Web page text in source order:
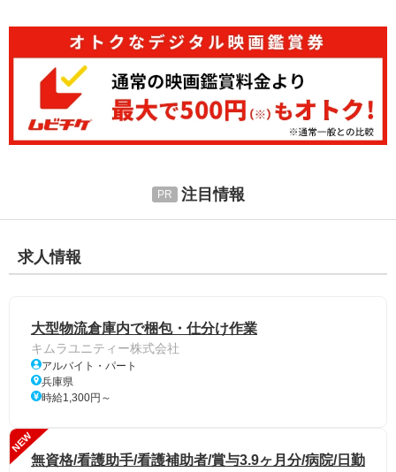
注目情報
求人情報
大型物流倉庫内で梱包・仕分け作業
キムラユニティー株式会社
アルバイト・パート
兵庫県
時給1,300円～
NEW
無資格/看護助手/看護補助者/賞与3.9ヶ月分/病院/日勤